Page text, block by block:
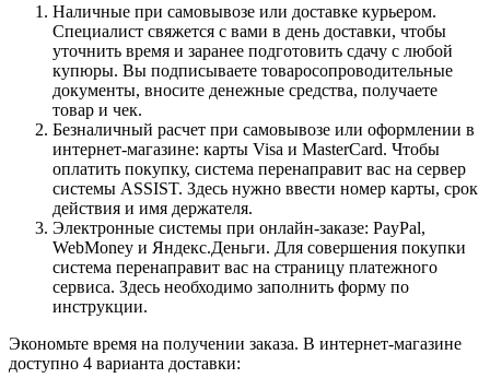
Наличные при самовывозе или доставке курьером.
Специалист свяжется с вами в день доставки, чтобы
уточнить время и заранее подготовить сдачу с любой
купюры. Вы подписываете товаросопроводительные
документы, вносите денежные средства, получаете
товар и чек.
Безналичный расчет при самовывозе или оформлении в
интернет-магазине: карты Visa и MasterCard. Чтобы
оплатить покупку, система перенаправит вас на сервер
системы ASSIST. Здесь нужно ввести номер карты, срок
действия и имя держателя.
Электронные системы при онлайн-заказе: PayPal,
WebMoney и Яндекс.Деньги. Для совершения покупки
система перенаправит вас на страницу платежного
сервиса. Здесь необходимо заполнить форму по
инструкции.
Экономьте время на получении заказа. В интернет-магазине
доступно 4 варианта доставки: